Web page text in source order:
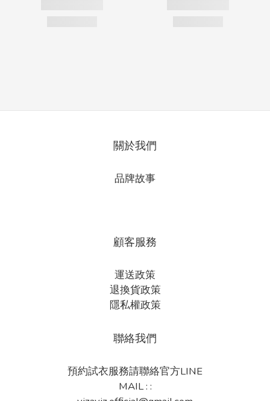
關於我們
品牌故事
顧客服務
運送政策
退換貨政策
隱私權政策
聯絡我們
預約試衣服務請聯絡官方LINE
MAIL : :